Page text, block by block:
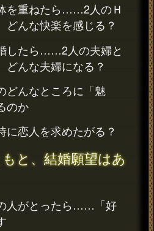
を重ねたら……2人のＨ
んな快楽を感じる？
したら……2人の夫婦と
んな夫婦になる？
どんなところに「魅
のか
に恋人を求めたがる？
と、結婚願望はあ
人がとったら……「好